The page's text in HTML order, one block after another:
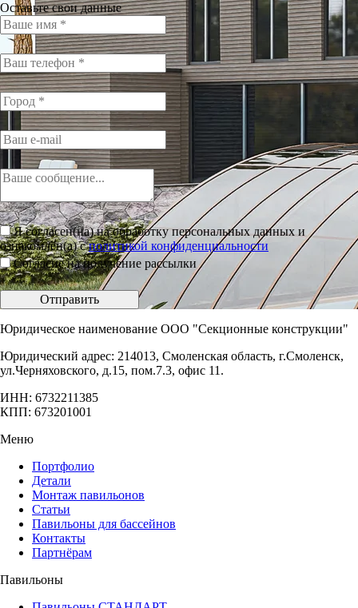
Оставьте свои данные
Я согласен(на) на обработку персональных данных и
ознакомлен(а) сполитикой конфиденциальности
Согласие на получение рассылки
Отправить
Юридическое наименование ООО "Секционные конструкции"
Юридический адрес: 214013, Смоленская область, г.Смоленск,
ул.Черняховского, д.15, пом.7.3, офис 11.
ИНН: 6732211385
КПП: 673201001
Меню
Портфолио
Детали
Монтаж павильонов
Статьи
Павильоны для бассейнов
Контакты
Партнёрам
Павильоны